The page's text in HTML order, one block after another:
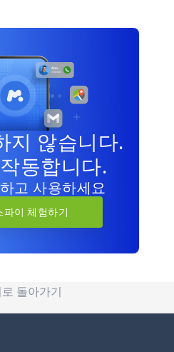
지 않습니다.
동합니다.
고 사용하세요
파이 체험하기
돌아가기